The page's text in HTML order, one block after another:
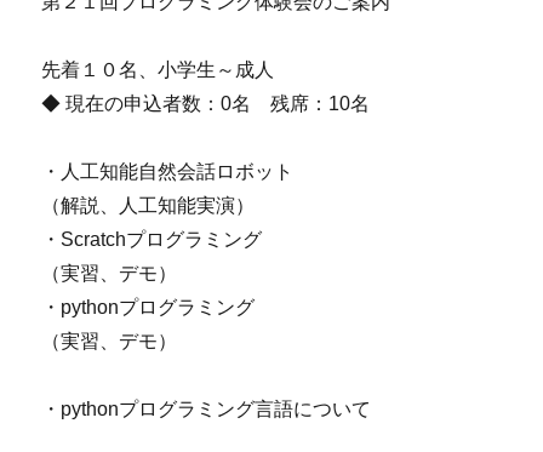
先着１０名、小学生～成人
◆ 現在の申込者数：0名 残席：10名
・人工知能自然会話ロボット
（解説、人工知能実演）
・Scratchプログラミング
（実習、デモ）
・pythonプログラミング
（実習、デモ）
・pythonプログラミング言語について